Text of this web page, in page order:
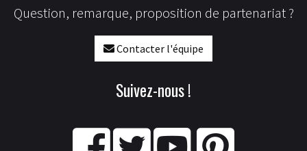
Question, remarque, proposition de partenariat ?
Contacter l'équipe
Suivez-nous !